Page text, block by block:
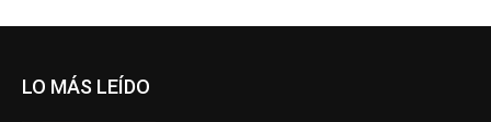
LO MÁS LEÍDO